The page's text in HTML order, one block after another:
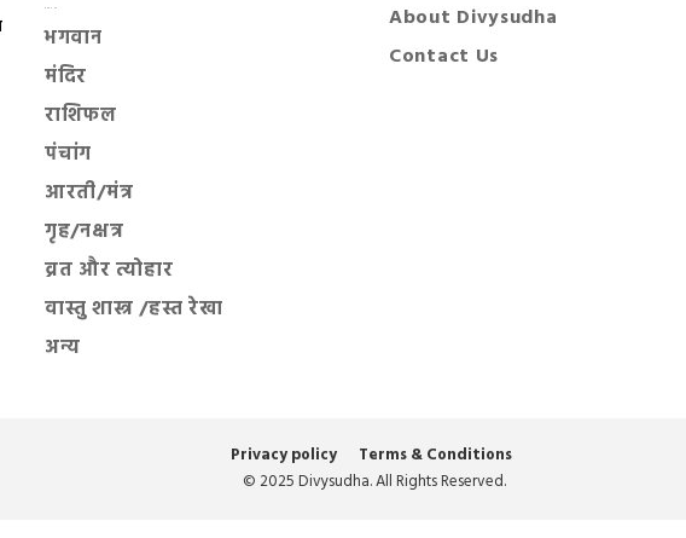
भगवान
मंदिर
राशिफल
पंचांग
आरती/मंत्र
गृह/नक्षत्र
व्रत और त्योहार
वास्तु शास्त्र /हस्त रेखा
अन्य
About Divysudha
Contact Us
Privacy policy
Terms & Conditions
© 2025 Divysudha. All Rights Reserved.